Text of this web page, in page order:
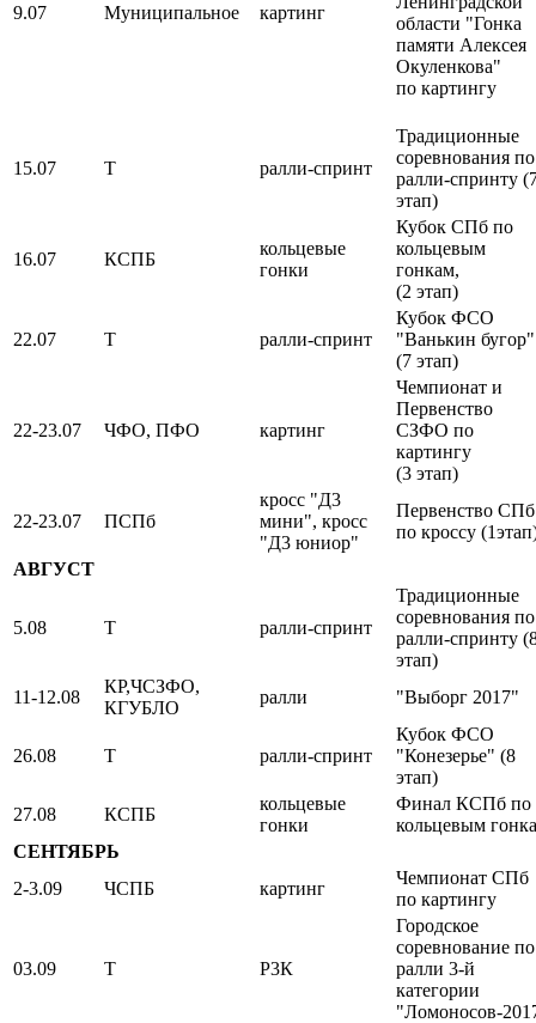
9.07 Муниципальное картинг
области "Гонка
памяти Алексея
Окуленкова"
по картингу
15.07 Т ралли-спринт
Традиционные
соревнования по
ралли-спринту
этап)
16.07 КСПБ
кольцевые
гонки
Кубок СПб по
кольцевым
гонкам,
(2 этап)
22.07 Т ралли-спринт
Кубок ФСО
"Ванькин бугор"
(7 этап)
22-23.07 ЧФО, ПФО картинг
Чемпионат и
Первенство
СЗФО по
картингу
(3 этап)
22-23.07 ПСПб
кросс "Д3
мини", кросс
"Д3 юниор"
Первенство СПб
по кроссу
АВГУСТ
5.08 Т ралли-спринт
Традиционные
соревнования по
ралли-спринту
этап)
11-12.08
КР,ЧСЗФО,
КГУБЛО
ралли "Выборг 2017"
26.08 Т ралли-спринт
Кубок ФСО
"Конезерье" (8
этап)
27.08
КСПБ
кольцевые
гонки
Финал КСПб по
кольцевым
СЕНТЯБРЬ
2-3.09
ЧСПБ картинг
Чемпионат СПб
по картингу
03.09 Т Р3К
Городское
соревнование по
ралли 3-й
категории
"Ломоносов-